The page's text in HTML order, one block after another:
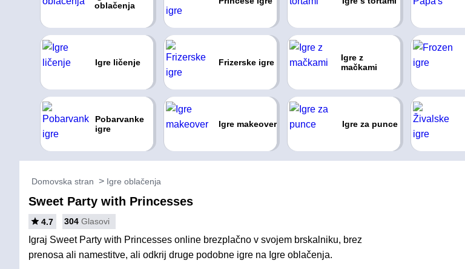
oblačenja
Igre ličenje Frizerske igre
Igre z
mačkami
Pobarvanke
igre
Igre makeover Igre za punce
Domovska stran Igre oblačenja
Sweet Party with Princesses
4.7 304 Glasovi
Igraj Sweet Party with Princesses online brezplačno v svojem brskalniku, brez
prenosa ali namestitve, ali odkrij druge podobne igre na Igre oblačenja.